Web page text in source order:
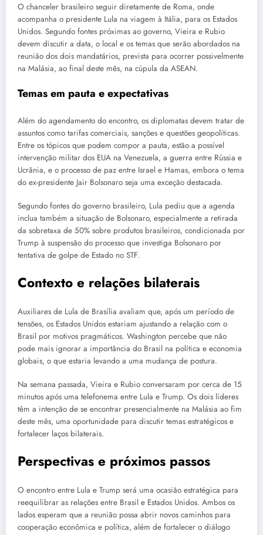
O chanceler brasileiro seguir diretamente de Roma, onde
acompanha o presidente Lula na viagem à Itália, para os Estados
Unidos. Segundo fontes próximas ao governo, Vieira e Rubio
devem discutir a data, o local e os temas que serão abordados na
reunião dos dois mandatários, prevista para ocorrer possivelmente
na Malásia, ao final deste mês, na cúpula da ASEAN.
Temas em pauta e expectativas
Além do agendamento do encontro, os diplomatas devem tratar de
assuntos como tarifas comerciais, sanções e questões geopolíticas.
Entre os tópicos que podem compor a pauta, estão a possível
intervenção militar dos EUA na Venezuela, a guerra entre Rússia e
Ucrânia, e o processo de paz entre Israel e Hamas, embora o tema
do ex-presidente Jair Bolsonaro seja uma exceção destacada.
Segundo fontes do governo brasileiro, Lula pediu que a agenda
inclua também a situação de Bolsonaro, especialmente a retirada
da sobretaxa de 50% sobre produtos brasileiros, condicionada por
Trump à suspensão do processo que investiga Bolsonaro por
tentativa de golpe de Estado no STF.
Contexto e relações bilaterais
Auxiliares de Lula de Brasília avaliam que, após um período de
tensões, os Estados Unidos estariam ajustando a relação com o
Brasil por motivos pragmáticos. Washington percebe que não
pode mais ignorar a importância do Brasil na política e economia
globais, o que estaria levando a uma mudança de postura.
Na semana passada, Vieira e Rubio conversaram por cerca de 15
minutos após uma telefonema entre Lula e Trump. Os dois líderes
têm a intenção de se encontrar presencialmente na Malásia ao fim
deste mês, uma oportunidade para discutir temas estratégicos e
fortalecer laços bilaterais.
Perspectivas e próximos passos
O encontro entre Lula e Trump será uma ocasião estratégica para
reequilibrar as relações entre Brasil e Estados Unidos. Ambos os
lados esperam que a reunião possa abrir novos caminhos para
cooperação econômica e política, além de fortalecer o diálogo